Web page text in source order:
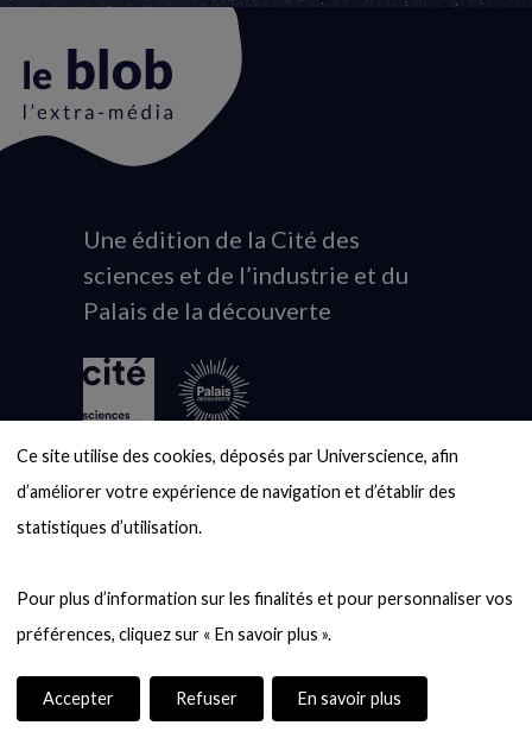
Ce site utilise des cookies, déposés par Universcience, afin
d’améliorer votre expérience de navigation et d’établir des
statistiques d’utilisation.
Pour plus d’information sur les finalités et pour personnaliser vos
Accepter Refuser En savoir plus
Animation
du
logo
Une édition de la Cité des
sciences et de l’industrie et du
Palais de la découverte
Nous
sur
YouTube
fenêtre)
Instagram
fenêtre)
sur
Facebook
fenêtre) fenêtre)
Le blob, c'est quoi ?
Mais qui est le blob ?
Les amis du blob